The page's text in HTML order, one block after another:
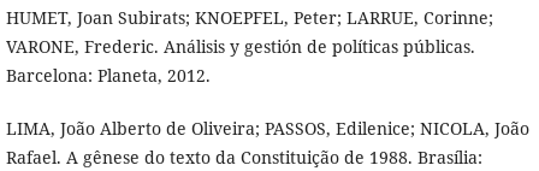
HUMET, Joan Subirats; KNOEPFEL, Peter; LARRUE, Corinne;
VARONE, Frederic. Análisis y gestión de políticas públicas.
Barcelona: Planeta, 2012.
LIMA, João Alberto de Oliveira; PASSOS, Edilenice; NICOLA, João
Rafael. A gênese do texto da Constituição de 1988. Brasília: